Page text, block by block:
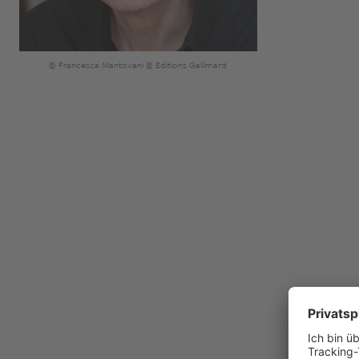
© Francesca Mantovani © Editions Gallimard